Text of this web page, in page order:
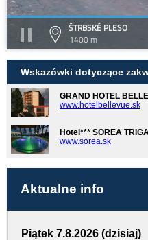
ŠTRBSKÉ PLESO
1400 m
Wskazówki dotyczące
GRAND HOTEL
www.hotelbellevue.sk
Hotel*** SOREA
www.sorea.sk
Aktualne info
Piątek 7.8.2026 (dzisiaj)